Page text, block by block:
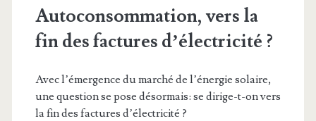
Autoconsommation, vers la
fin des factures d’électricité ?
Avec l’émergence du marché de l’énergie solaire,
une question se pose désormais: se dirige-t-on vers
la fin des factures d’électricité ?